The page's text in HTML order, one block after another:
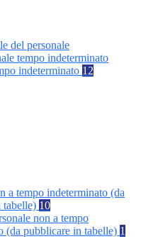
del personale
tempo indeterminato
indeterminato 12
a tempo indeterminato (da
tabelle) 10
non a tempo
(da pubblicare in tabelle) 1